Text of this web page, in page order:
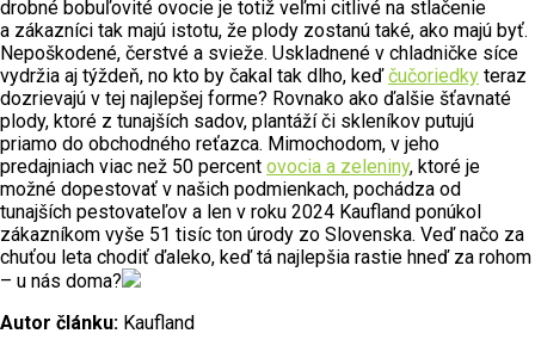
drobné bobuľovité ovocie je totiž veľmi citlivé na stlačenie
a zákazníci tak majú istotu, že plody zostanú také, ako majú byť.
Nepoškodené, čerstvé a svieže. Uskladnené v chladničke síce
vydržia aj týždeň, no kto by čakal tak dlho, keďčučoriedky teraz
dozrievajú v tej najlepšej forme? Rovnako ako ďalšie šťavnaté
plody, ktoré z tunajších sadov, plantáží či skleníkov putujú
priamo do obchodného reťazca. Mimochodom, v jeho
predajniach viac než 50 percent ovocia a zeleniny, ktoré je
možné dopestovať v našich podmienkach, pochádza od
tunajších pestovateľov a len v roku 2024 Kaufland ponúkol
zákazníkom vyše 51 tisíc ton úrody zo Slovenska. Veď načo za
chuťou leta chodiť ďaleko, keď tá najlepšia rastie hneď za rohom
– u nás doma?
Autor článku: Kaufland